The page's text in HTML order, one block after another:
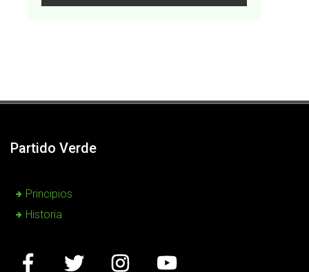
Leer más:
Partido Verde
Principios
Historia